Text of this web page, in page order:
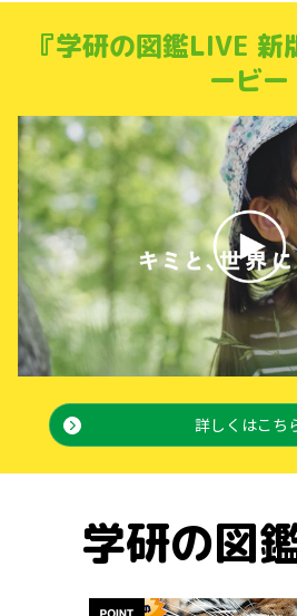
『学研の図鑑LIVE
ービー
詳しくはこち
学研の図